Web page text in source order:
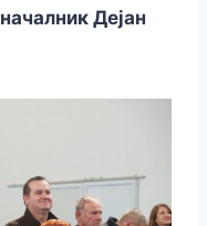
Дејан